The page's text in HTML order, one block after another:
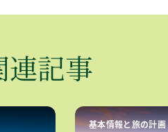
連記事
基本情報と旅の計画